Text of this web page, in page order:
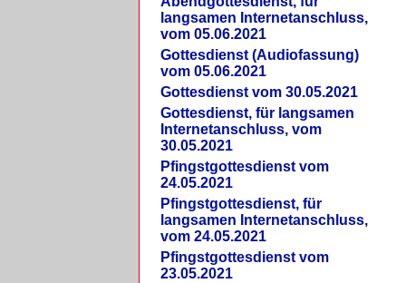
langsamen Internetanschluss,
vom 05.06.2021
Gottesdienst (Audiofassung)
vom 05.06.2021
Gottesdienst vom 30.05.2021
Gottesdienst, für langsamen
Internetanschluss, vom
30.05.2021
Pfingstgottesdienst vom
24.05.2021
Pfingstgottesdienst, für
langsamen Internetanschluss,
vom 24.05.2021
Pfingstgottesdienst vom
23.05.2021